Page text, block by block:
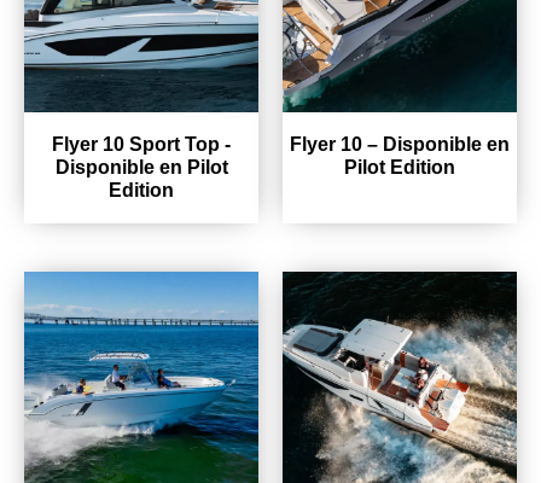
Flyer 10 Sport Top -
Disponible en Pilot
Edition
Flyer 10 – Disponible en
Pilot Edition